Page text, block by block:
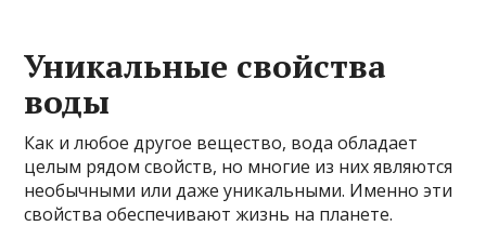
Уникальные свойства
воды
Как и любое другое вещество, вода обладает
целым рядом свойств, но многие из них являются
необычными или даже уникальными. Именно эти
свойства обеспечивают жизнь на планете.